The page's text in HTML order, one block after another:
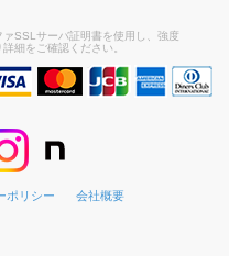
SSLサーバ証明書を使用し、強度
詳細をご確認ください。
ポリシー
会社概要